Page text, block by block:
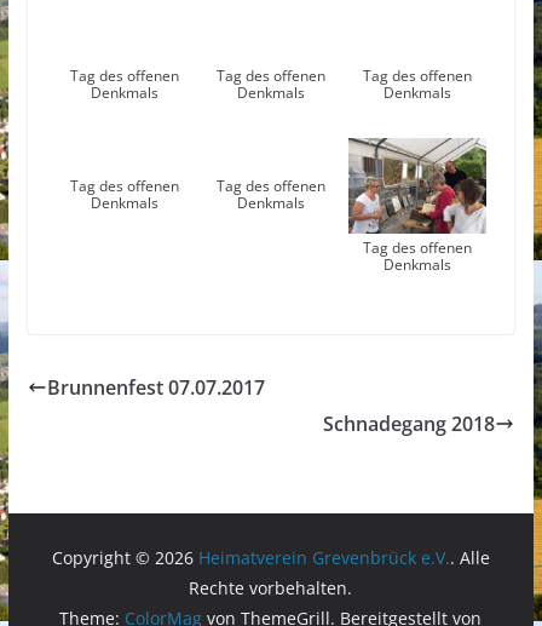
Tag des offenen
Denkmals
Tag des offenen
Denkmals
Tag des offenen
Denkmals
Tag des offenen
Denkmals
Tag des offenen
Denkmals
Tag des offenen
Denkmals
Brunnenfest 07.07.2017
Schnadegang 2018
Copyright © 2026 Heimatverein Grevenbrück e.V.. Alle
Rechte vorbehalten.
Theme: ColorMag von ThemeGrill. Bereitgestellt von